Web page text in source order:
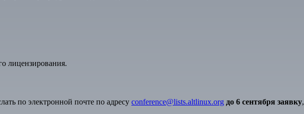
лицензирования.
по электронной почте по адресу conference@lists.altlinux.org до 6 сентября заявку